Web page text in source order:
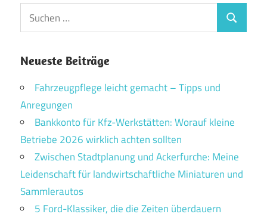
Suchen
nach:
Suchen
Neueste Beiträge
Fahrzeugpflege leicht gemacht – Tipps und
Anregungen
Bankkonto für Kfz-Werkstätten: Worauf kleine
Betriebe 2026 wirklich achten sollten
Zwischen Stadtplanung und Ackerfurche: Meine
Leidenschaft für landwirtschaftliche Miniaturen und
Sammlerautos
5 Ford-Klassiker, die die Zeiten überdauern